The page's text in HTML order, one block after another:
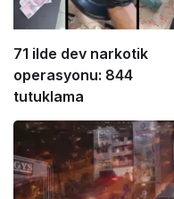
71 ilde dev narkotik
operasyonu: 844
tutuklama